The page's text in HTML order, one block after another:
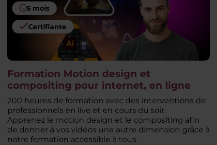
5 mois
Certifiante
Formation Motion design et
compositing pour internet, en ligne
200 heures de formation avec des interventions de
professionnels en live et en cours du soir.
Apprenez le motion design et le compositing afin
de donner à vos vidéos une autre dimension grâce à
notre formation accessible à tous.